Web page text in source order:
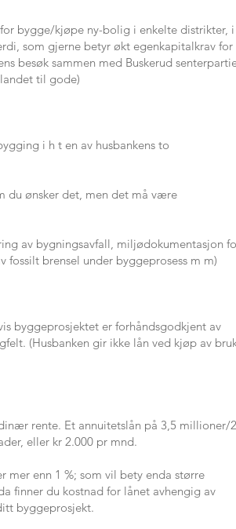
bygge/kjøpe ny-bolig i enkelte distrikter, i
som gjerne betyr økt egenkapitalkrav for
besøk sammen med Buskerud
til gode)
i h t en av husbankens to
du ønsker det, men det må være
av bygningsavfall, miljødokumentasjon
brensel under byggeprosess m m)
byggeprosjektet er forhåndsgodkjent av
(Husbanken gir ikke lån ved kjøp av
rente. Et annuitetslån på 3,5 millioner/
eller kr 2.000 pr mnd.
mer enn 1 %; som vil bety enda større
finner du kostnad for lånet avhengig av
byggeprosjekt.